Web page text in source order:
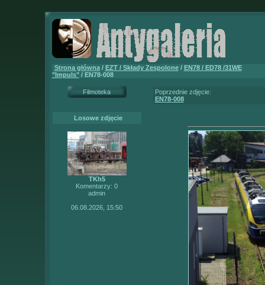
Strona główna/ EZT / Składy Zespolone/ EN78 / ED78 /31WE
"Impuls"/ EN78-008
Filmoteka
Losowe zdjęcie
TKh5
Komentarzy: 0
admin
06.08.2026, 15:50
Poprzednie zdjęcie:
EN78-008